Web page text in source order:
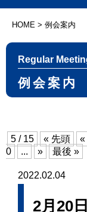
HOME > 例会案内
Regular
例会案内
5 / 15 « 先頭 «
0
... » 最後 »
2022.02.04
2月20